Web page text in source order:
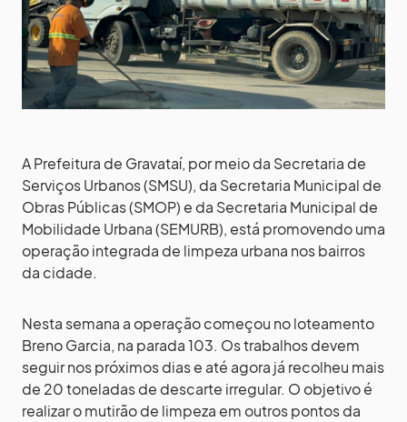
A Prefeitura de Gravataí, por meio da Secretaria de
Serviços Urbanos (SMSU), da Secretaria Municipal de
Obras Públicas (SMOP) e da Secretaria Municipal de
Mobilidade Urbana (SEMURB), está promovendo uma
operação integrada de limpeza urbana nos bairros
da cidade.
Nesta semana a operação começou no loteamento
Breno Garcia, na parada 103. Os trabalhos devem
seguir nos próximos dias e até agora já recolheu mais
de 20 toneladas de descarte irregular. O objetivo é
realizar o mutirão de limpeza em outros pontos da